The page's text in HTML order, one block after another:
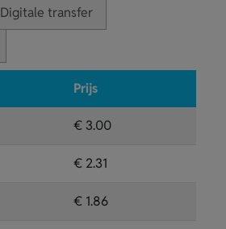
Digitale transfer
Prijs
€ 3.00
€ 2.31
€ 1.86